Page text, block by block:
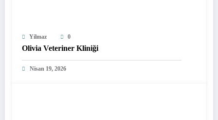
Yilmaz 0
Olivia Veteriner Kliniği
Nisan 19, 2026